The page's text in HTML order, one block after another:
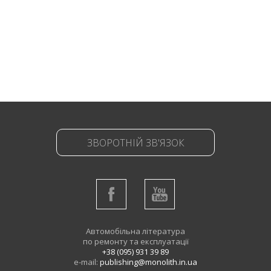
ЗВОРОТНІЙ ЗВ'ЯЗОК
Автомобільна література
по ремонту та експлуатації
+38 (095) 931 39 89
e-mail: publishing@monolith.in.ua